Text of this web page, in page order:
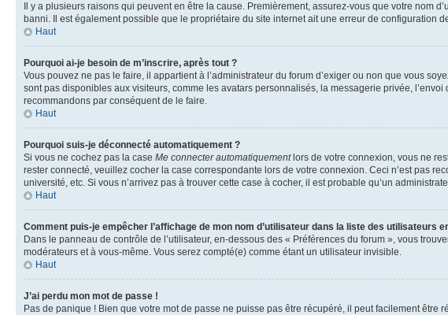
Il y a plusieurs raisons qui peuvent en être la cause. Premièrement, assurez-vous que votre nom
banni. Il est également possible que le propriétaire du site internet ait une erreur de configuration
Haut
Pourquoi ai-je besoin de m’inscrire, après tout ?
Vous pouvez ne pas le faire, il appartient à l’administrateur du forum d’exiger ou non que vous
sont pas disponibles aux visiteurs, comme les avatars personnalisés, la messagerie privée,
recommandons par conséquent de le faire.
Haut
Pourquoi suis-je déconnecté automatiquement ?
Si vous ne cochez pas la case Me connecter automatiquementlors de votre connexion, vous ne
rester connecté, veuillez cocher la case correspondante lors de votre connexion. Ceci n’est pas
université, etc. Si vous n’arrivez pas à trouver cette case à cocher, il est probable qu’un
Haut
Comment puis-je empêcher l’affichage de mon nom d’utilisateur dans la liste des utilisateurs
Dans le panneau de contrôle de l’utilisateur, en-dessous des « Préférences du forum », vous
modérateurs et à vous-même. Vous serez compté(e) comme étant un utilisateur invisible.
Haut
J’ai perdu mon mot de passe !
Pas de panique ! Bien que votre mot de passe ne puisse pas être récupéré, il peut facilement